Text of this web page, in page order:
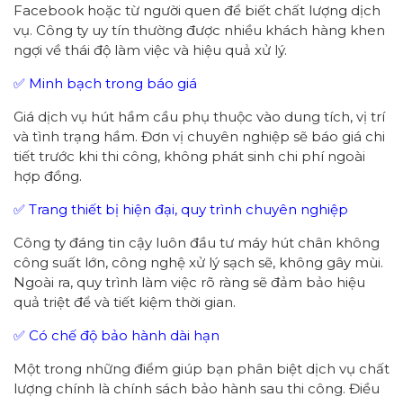
Facebook hoặc từ người quen để biết chất lượng dịch
vụ. Công ty uy tín thường được nhiều khách hàng khen
ngợi về thái độ làm việc và hiệu quả xử lý.
✅ Minh bạch trong báo giá
Giá dịch vụ hút hầm cầu phụ thuộc vào dung tích, vị trí
và tình trạng hầm. Đơn vị chuyên nghiệp sẽ báo giá chi
tiết trước khi thi công, không phát sinh chi phí ngoài
hợp đồng.
✅ Trang thiết bị hiện đại, quy trình chuyên nghiệp
Công ty đáng tin cậy luôn đầu tư máy hút chân không
công suất lớn, công nghệ xử lý sạch sẽ, không gây mùi.
Ngoài ra, quy trình làm việc rõ ràng sẽ đảm bảo hiệu
quả triệt để và tiết kiệm thời gian.
✅ Có chế độ bảo hành dài hạn
Một trong những điểm giúp bạn phân biệt dịch vụ chất
lượng chính là chính sách bảo hành sau thi công. Điều